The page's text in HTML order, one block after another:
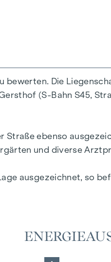
) verpflichtend zu
und
bewerten. Die
(S-Bahn S45,
Straße ebenso
und diverse
ausgezeichnet, so